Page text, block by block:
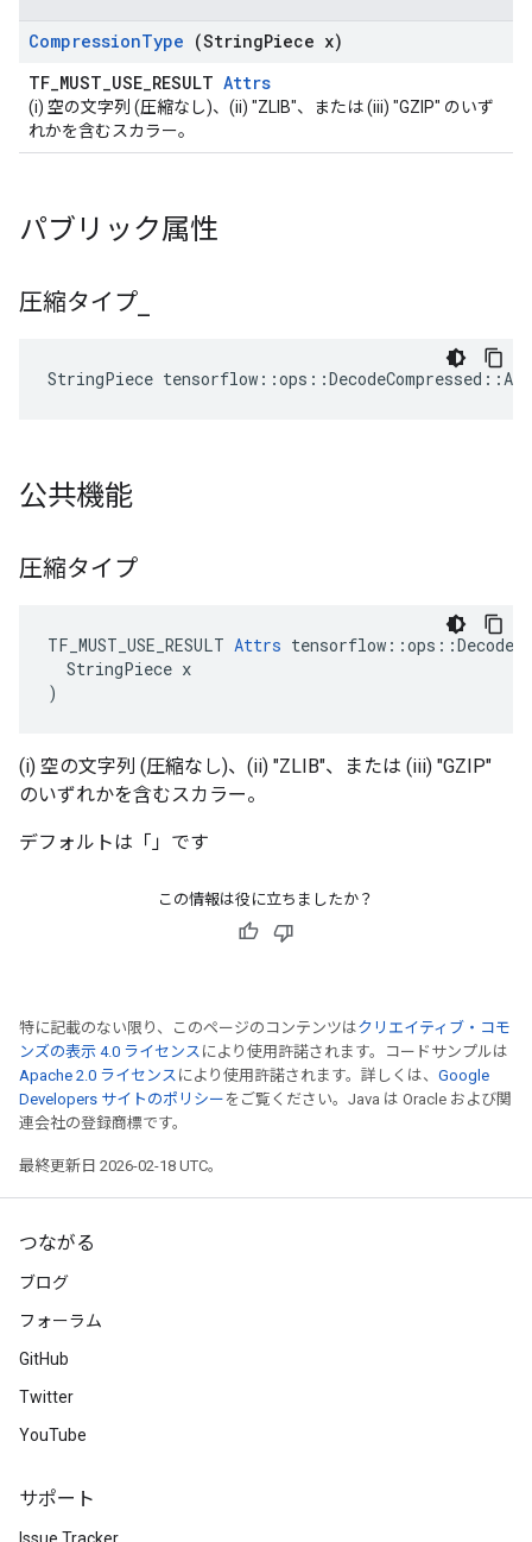
CompressionType (StringPiece x)
TF_MUST_USE_RESULT Attrs
(i) 空の文字列 (圧縮なし)、(ii) "ZLIB"、または (iii) "GZIP" のいず
れかを含むスカラー。
パブリック属性
圧縮タイプ
StringPiece tensorflow ::ops ::DecodeCompressed ::
公共機能
圧縮タイプ
TF_MUST_USE_RESULT Attrs
  StringPiece x
)
(i) 空の文字列 (圧縮なし)、(ii) "ZLIB"、または (iii) "GZIP"
のいずれかを含むスカラー。
デフォルトは「」です
この情報は役に立ちましたか？
特に記載のない限り、このページのコンテンツはクリエイティブ・コモ
ンズの表示 4.0 ライセンス により使用許諾されます。コードサンプルは
Apache 2.0 ライセンス により使用許諾されます。詳しくは、 Google
Developers サイトのポリシー をご覧ください。Java は Oracle および関
連会社の登録商標です。
最終更新日 2026-02-18 UTC。
つながる
ブログ
フォーラム
GitHub
Twitter
YouTube
サポート